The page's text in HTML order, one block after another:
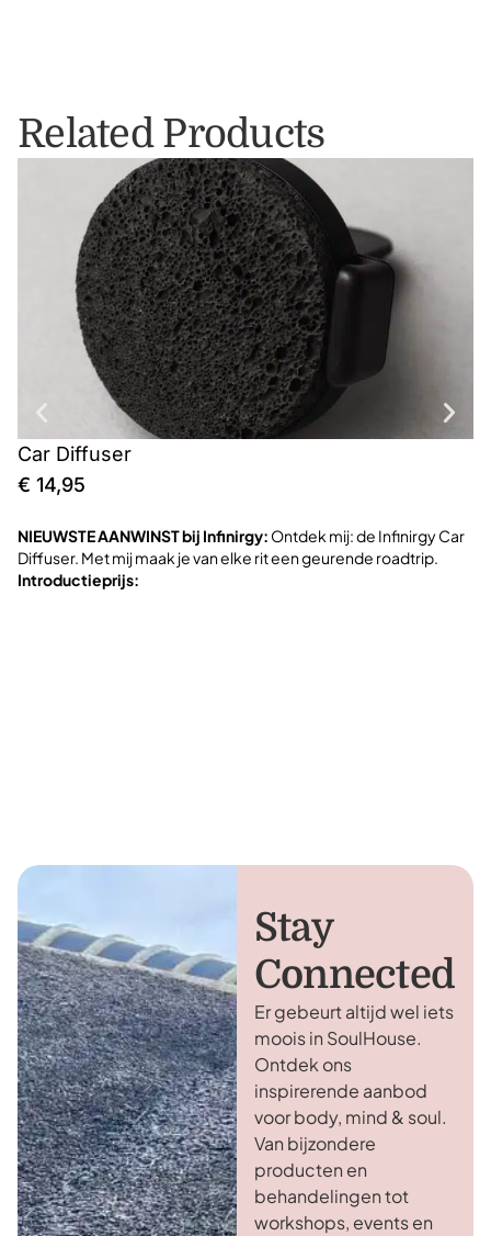
Related Products
Car Diffuser
€ 14,95
NIEUWSTE AANWINST bij Infinirgy: Ontdek mij: de Infinirgy Car
Diffuser. Met mij maak je van elke rit een geurende roadtrip.
Introductieprijs:
Stay
Connected
Er gebeurt altijd wel iets
moois in SoulHouse.
Ontdek ons
inspirerende aanbod
voor body, mind & soul.
Van bijzondere
producten en
behandelingen tot
workshops, events en